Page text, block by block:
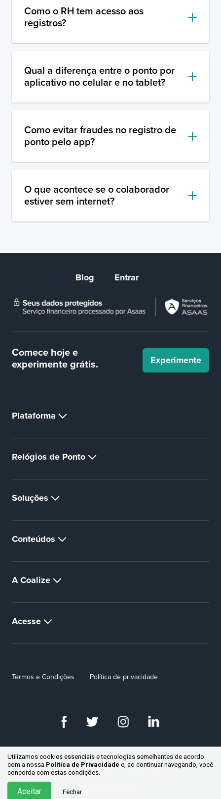
Como o RH tem acesso aos
registros?
Qual a diferença entre o ponto por
aplicativo no celular e no tablet?
Como evitar fraudes no registro de
ponto pelo app?
O que acontece se o colaborador
estiver sem internet?
Blog Entrar
Comece hoje e
experimente grátis. Experimente
Plataforma
Relógios de Ponto
Soluções
Conteúdos
A Coalize
Acesse
Termos e Condições Política de privacidade
© 2026 Coalize ® - Todos os direitos reservados.
Utilizamos cookies essenciais e tecnologias semelhantes de acordo
com a nossa Política de Privacidade e, ao continuarnavegando, você
concorda com estas condições.
Aceitar Fechar